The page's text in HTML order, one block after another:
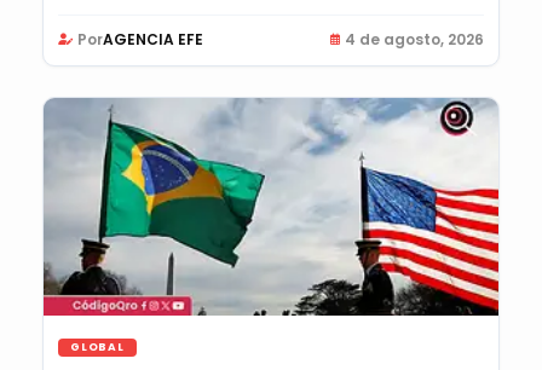
PorAGENCIA EFE 4 de agosto, 2026
GLOBAL